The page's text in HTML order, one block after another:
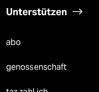
Unterstützen
abo
genossenschaft